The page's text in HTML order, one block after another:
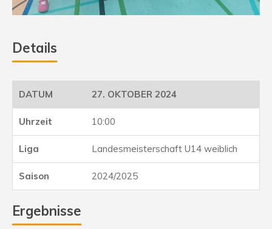
Details
27. OKTOBER 2024
10:00
Landesmeisterschaft U14 weiblich
2024/2025
Ergebnisse